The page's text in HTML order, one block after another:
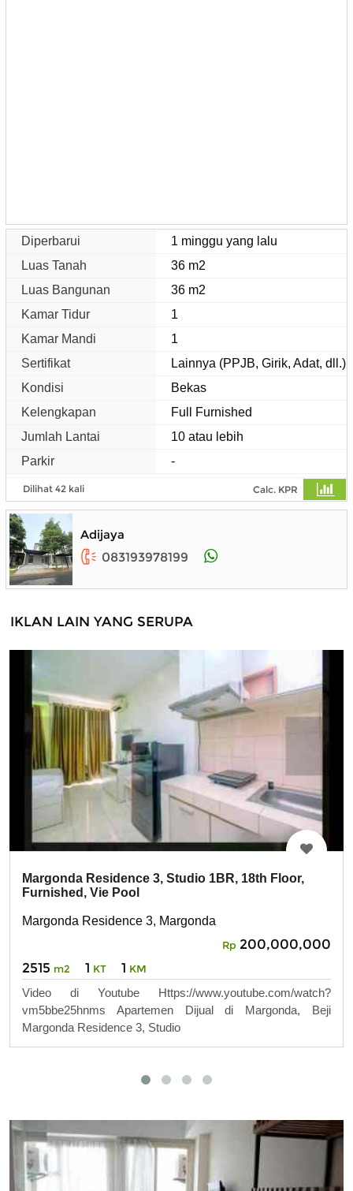
Diperbarui
1 minggu yang lalu
Luas Tanah
36 m2
Luas Bangunan
36 m2
Kamar Tidur
1
Kamar Mandi
1
Sertifikat
Lainnya (PPJB, Girik, Adat, dll.)
Kondisi
Bekas
Kelengkapan
Full Furnished
Jumlah Lantai
10 atau lebih
Parkir
-
Dilihat 42 kali Calc. KPR
Adijaya
083193978199
IKLAN LAIN YANG SERUPA
Margonda Residence 3, Studio 1BR, 18th Floor,
Furnished, Vie Pool
Margonda Residence 3, Margonda
Rp 200,000,000
2515 m2 1 KT 1 KM
Video di Youtube Https://www.youtube.com/watch?
vm5bbe25hnms Apartemen Dijual di Margonda, Beji
Margonda Residence 3, Studio